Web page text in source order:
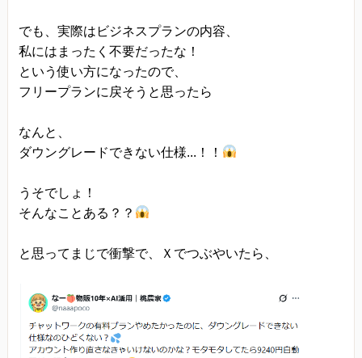
でも、実際はビジネスプランの内容、
私にはまったく不要だったな！
という使い方になったので、
フリープランに戻そうと思ったら
なんと、
ダウングレードできない仕様...！！
うそでしょ！
そんなことある？？
と思ってまじで衝撃で、Ｘでつぶやいたら、